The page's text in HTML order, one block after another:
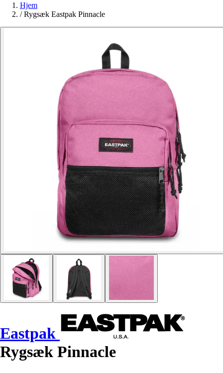
Hjem
/ Rygsæk Eastpak Pinnacle
Eastpak
Rygsæk Pinnacle